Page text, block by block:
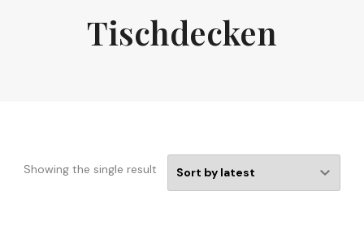
Tischdecken
Showing the single result